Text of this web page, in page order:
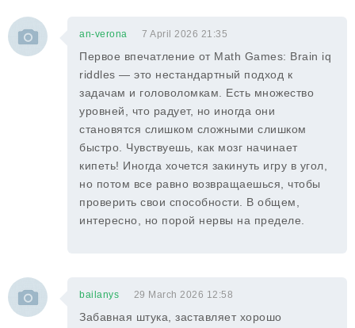
an-verona 7 April 2026 21:35
Первое впечатление от Math Games: Brain iq
riddles — это нестандартный подход к
задачам и головоломкам. Есть множество
уровней, что радует, но иногда они
становятся слишком сложными слишком
быстро. Чувствуешь, как мозг начинает
кипеть! Иногда хочется закинуть игру в угол,
но потом все равно возвращаешься, чтобы
проверить свои способности. В общем,
интересно, но порой нервы на пределе.
bailanys 29 March 2026 12:58
Забавная штука, заставляет хорошо